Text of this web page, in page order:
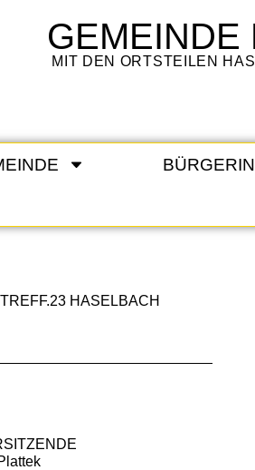
GEMEINDE
MIT DEN ORTSTEILEN
HASELBACH